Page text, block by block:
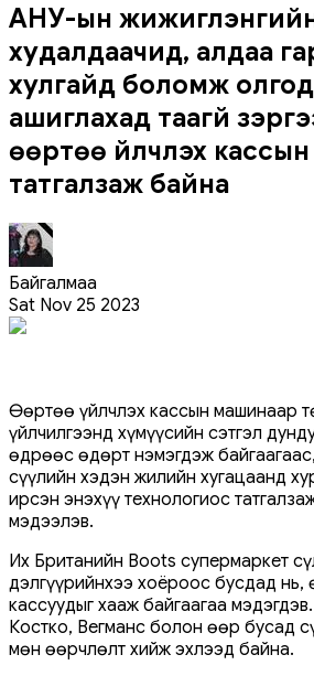
АНУ-ын
худалдаачид, алдаа
хулгайд боломж
ашиглахад таагүй
өөртөө үйлчлэх
татгалзаж байна
Байгалмаа
Sat Nov 25 2023
Өөртөө үйлчлэх кассын машинаар
үйлчилгээнд хүмүүсийн сэтгэл
өдрөөс өдөрт нэмэгдэж
сүүлийн хэдэн жилийн хугацаанд
ирсэн энэхүү технологиос
мэдээлэв.
Их Британийн Boots супермаркет
дэлгүүрийнхээ хоёроос бусдад нь,
кассуудыг хааж байгаагаа
Костко, Вегманс болон өөр бусад
мөн өөрчлөлт хийж эхлээд байна.